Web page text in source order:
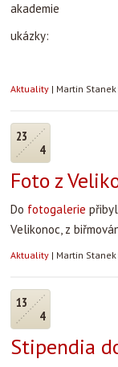
akademie
ukázky:
Aktuality | Martin Stanek
23
4
Foto z
Do fotogalerie
Velikonoc, z
Aktuality | Martin Stanek
13
4
Stipendia